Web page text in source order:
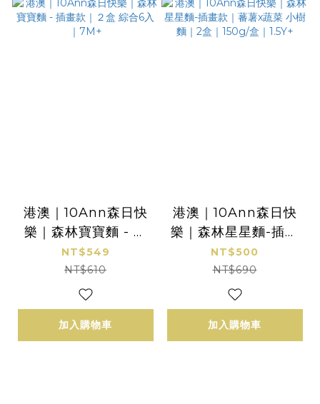
港澳｜10Ann森日快
樂｜森林寶寶麵 - 插
畫款｜２盒 綜合6入｜
7M+
NT$549
NT$610
加入購物車
港澳｜10Ann森日快
樂｜森林星星麵-插畫
款｜蕃薯x蔬菜 小樹麵
｜2盒｜150g/盒｜1.5
Y+
NT$500
NT$690
加入購物車